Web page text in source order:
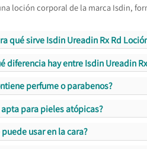
loción corporal de la marca Isdin,
qué sirve Isdin Ureadin Rx Rd
diferencia hay entre Isdin Ureadin
perfume o parabenos?
apta para pieles atópicas?
puede usar en la cara?